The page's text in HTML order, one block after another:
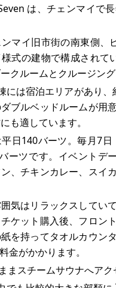
は、チェンマイで
マイ旧市街の南東側
式の建物で構成されて
クルームとクルージング
には宿泊エリアがあり
ブルベッドルームが用
も適しています。
日140バーツ。毎月7日
ーツです。イベントデ
、チキンカレー、スイ
気はリラックスしてい
ケット購入後、フロン
を持ってタオルカウン
金がかかります。
スチームサウナへアク